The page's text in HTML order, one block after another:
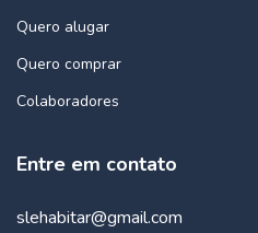
Quero alugar
Quero comprar
Colaboradores
Entre em contato
slehabitar@gmail.com